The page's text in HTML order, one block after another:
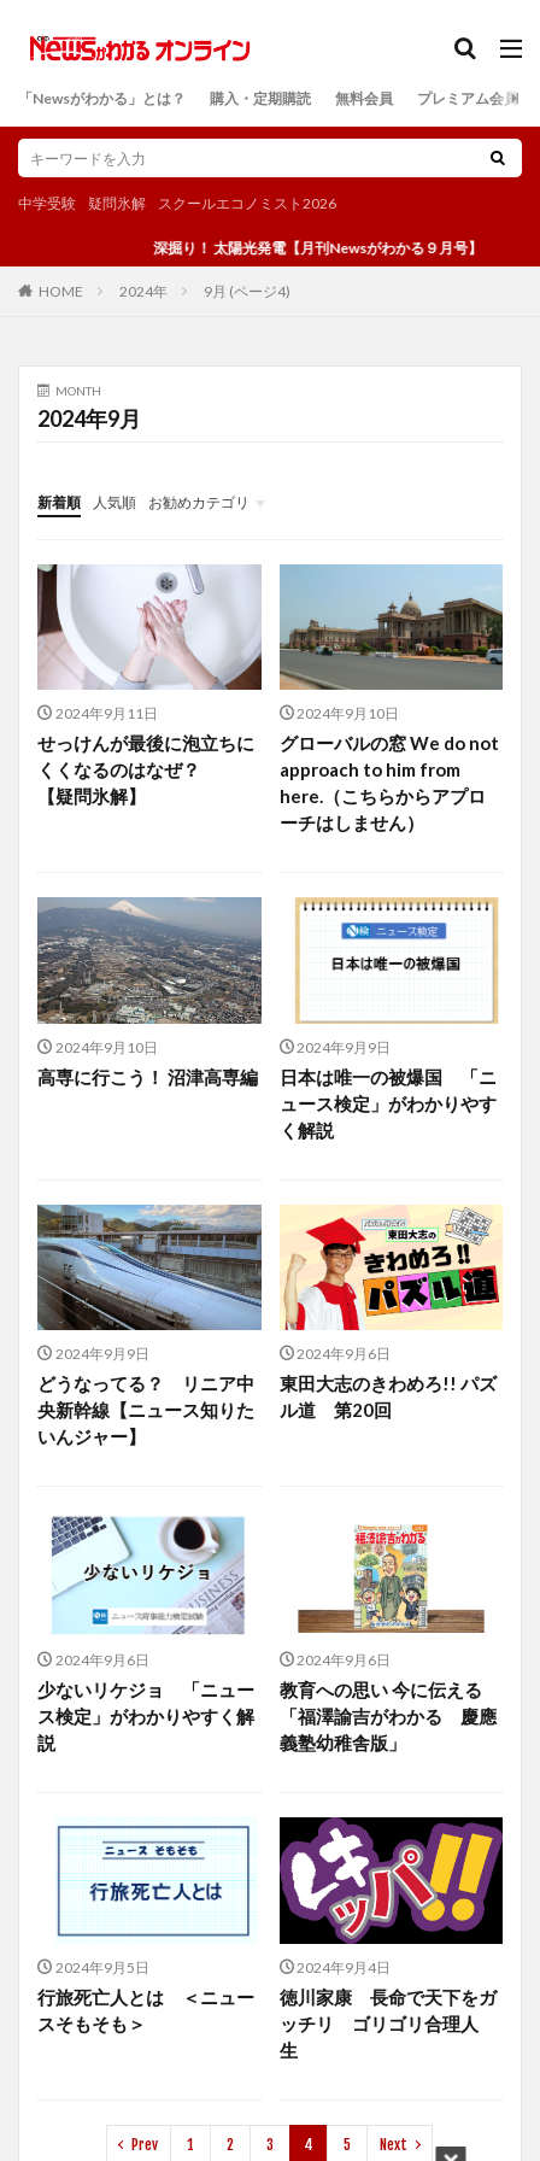
「Newsがわかる」とは？ 購入・定期購読 無料会員 プレミアム会員
中学受験 疑問氷解 スクールエコノミスト2026
深掘り！ 太陽光発電【月刊Newsがわかる９月号】
HOME 2024年 9月 (ページ4)
MONTH
2024年9月
新着順 人気順
お勧めカテゴリ
投稿
学び
マンガ
電子書籍
2024年9月11日
せっけんが最後に泡立ちに
くくなるのはなぜ？
【疑問氷解】
2024年9月10日
グローバルの窓 We do not
approach to him from
here.（こちらからアプロ
ーチはしません）
2024年9月10日
高専に行こう！ 沼津高専編
2024年9月9日
日本は唯一の被爆国 「ニ
ュース検定」がわかりやす
く解説
2024年9月9日
どうなってる？ リニア中
央新幹線【ニュース知りた
いんジャー】
2024年9月6日
東田大志のきわめろ!! パズ
ル道 第20回
2024年9月6日
少ないリケジョ 「ニュー
ス検定」がわかりやすく解
説
2024年9月6日
教育への思い 今に伝える
「福澤諭吉がわかる 慶應
義塾幼稚舎版」
2024年9月5日
行旅死亡人とは ＜ニュー
スそもそも＞
2024年9月4日
徳川家康 長命で天下をガ
ッチリ ゴリゴリ合理人
生
Prev 1 2 3 4 5 Next
検索